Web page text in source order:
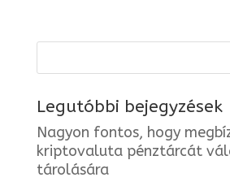
Legutóbbi bejegyzések
Nagyon fontos, hogy
kriptovaluta pénztárcát
tárolására